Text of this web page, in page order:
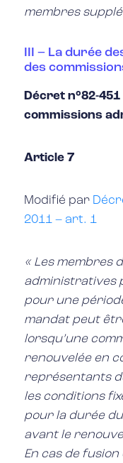
membres
III – La durée
des
Décret n°82-
commissions
Article 7
Modifié par
2011 – art. 1
« Les membres
administratives
pour une
mandat peut
lorsqu’une
renouvelée en
représentants
les conditions
pour la durée
avant le
En cas de